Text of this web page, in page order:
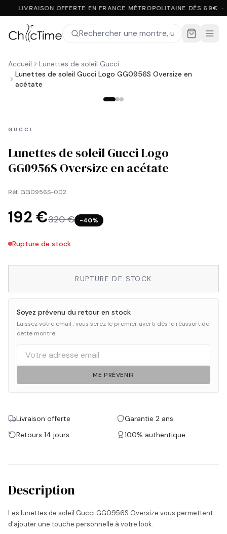
LIVRAISON OFFERTE EN FRANCE MÉTROPOLITAINE DÈS 69€
Accueil
Lunettes de soleil Gucci
Lunettes de soleil Gucci Logo GG0956S Oversize en
acétate
GUCCI
Lunettes de soleil Gucci Logo
GG0956S Oversize en acétate
Réf. GG0956S-002
192 €320 € −40%
Rupture de stock
RUPTURE DE STOCK
Soyez prévenu du retour en stock
Laissez votre email : vous serez le premier averti dès le réassort de
cette montre.
ME PRÉVENIR
Livraison offerte
Garantie 2 ans
Retours 14 jours
100% authentique
Description
Les lunettes de soleil Gucci GG0956S Oversize vous permettent
d'ajouter une touche personnelle à votre look.